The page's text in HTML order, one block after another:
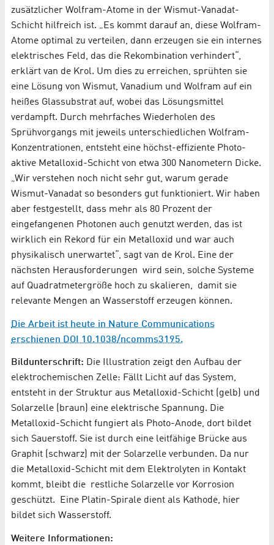
zusätzlicher Wolfram-Atome in der Wismut-Vanadat-
Schicht hilfreich ist. „Es kommt darauf an, diese Wolfram-
Atome optimal zu verteilen, dann erzeugen sie ein internes
elektrisches Feld, das die Rekombination verhindert“,
erklärt van de Krol. Um dies zu erreichen, sprühten sie
eine Lösung von Wismut, Vanadium und Wolfram auf ein
heißes Glassubstrat auf, wobei das Lösungsmittel
verdampft. Durch mehrfaches Wiederholen des
Sprühvorgangs mit jeweils unterschiedlichen Wolfram-
Konzentrationen, entsteht eine höchst-effiziente Photo-
aktive Metalloxid-Schicht von etwa 300 Nanometern Dicke.
„Wir verstehen noch nicht sehr gut, warum gerade
Wismut-Vanadat so besonders gut funktioniert. Wir haben
aber festgestellt, dass mehr als 80 Prozent der
eingefangenen Photonen auch genutzt werden, das ist
wirklich ein Rekord für ein Metalloxid und war auch
physikalisch unerwartet“, sagt van de Krol. Eine der
nächsten Herausforderungen wird sein, solche Systeme
auf Quadratmetergröße hoch zu skalieren, damit sie
relevante Mengen an Wasserstoff erzeugen können.
Die Arbeit ist heute in Nature Communications
erschienen DOI 10.1038/ncomms3195.
Bildunterschrift: Die Illustration zeigt den Aufbau der
elektrochemischen Zelle: Fällt Licht auf das System,
entsteht in der Struktur aus Metalloxid-Schicht (gelb) und
Solarzelle (braun) eine elektrische Spannung. Die
Metalloxid-Schicht fungiert als Photo-Anode, dort bildet
sich Sauerstoff. Sie ist durch eine leitfähige Brücke aus
Graphit (schwarz) mit der Solarzelle verbunden. Da nur
die Metalloxid-Schicht mit dem Elektrolyten in Kontakt
kommt, bleibt die restliche Solarzelle vor Korrosion
geschützt. Eine Platin-Spirale dient als Kathode, hier
bildet sich Wasserstoff.
Weitere Informationen: